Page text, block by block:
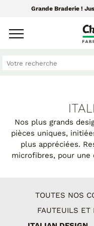
Grande Braderie !
CANAPÉS ET
Tissus Greensofa
850 tissus et 250 cuirs
Canapés cuir
Canapés tissu
MEUBLES ET
PAR CATÉGORIE
Chaises
Luminaires
Tableaux
Nos plus grands
pièces uniques,
plus appréciées.
microfibres, pour une
TOUTES NOS
FAUTEUILS ET